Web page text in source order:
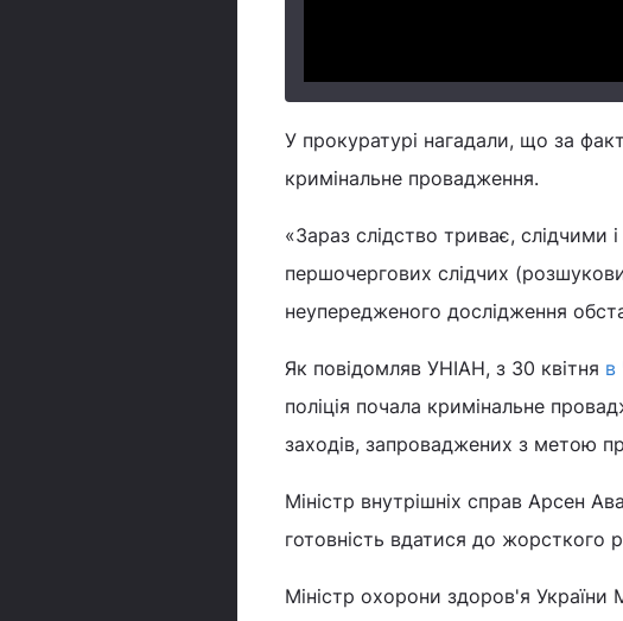
У прокуратурі нагадали, що за
кримінальне провадження.
«Зараз слідство триває,
першочергових слідчих
неупередженого дослідження
Як повідомляв УНІАН, з 30 квітня в
поліція почала кримінальне
заходів, запроваджених з метою
Міністр внутрішніх справ Арсен
готовність вдатися до жорсткого
Міністр охорони здоров'я